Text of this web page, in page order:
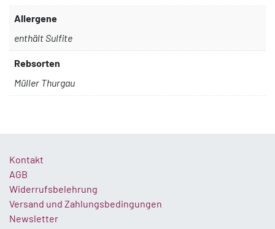
Allergene
enthält Sulfite
Rebsorten
Müller Thurgau
Kontakt
AGB
Widerrufsbelehrung
Versand und Zahlungsbedingungen
Newsletter